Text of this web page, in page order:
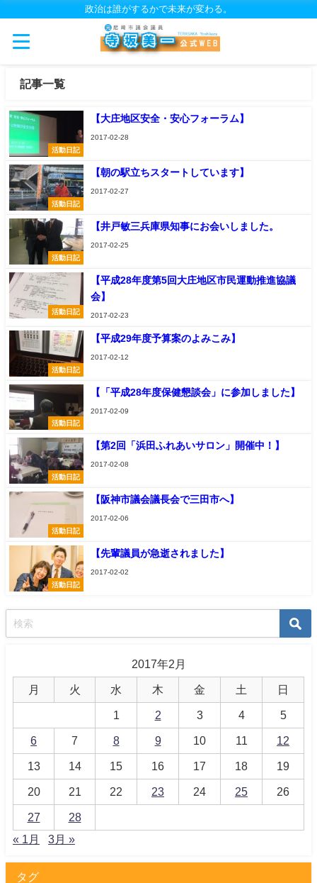
政治は誰がするかで未来が変わる。
記事一覧
活動日記
【大庄地区安全・安心フォーラム】
2017-02-28
活動日記
【朝の駅立ちスタートしています】
2017-02-27
活動日記
【井戸敏三兵庫県知事にお会いしました。
2017-02-25
活動日記
【平成28年度第5回大庄地区市民運動推進協議
会】
2017-02-23
活動日記
【平成29年度予算案のよみこみ】
2017-02-12
活動日記
【「平成28年度保健懇談会」に参加しました】
2017-02-09
活動日記
【第2回「浜田ふれあいサロン」開催中！】
2017-02-08
活動日記
【阪神市議会議長会で三田市へ】
2017-02-06
活動日記
【先輩議員が急逝されました】
2017-02-02
2017年2月
月 火 水 木 金 土 日
1 2 3 4 5
6 7 8 9 10 11 12
13 14 15 16 17 18 19
20 21 22 23 24 25 26
27
28
« 1月
3月 »
タグ